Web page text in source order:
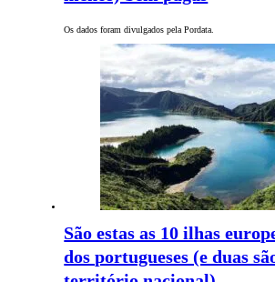
Os dados foram divulgados pela Pordata.
São estas as 10 ilhas
dos portugueses (e duas